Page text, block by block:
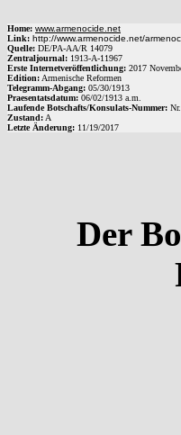
Home: www.armenocide.net
Link: http://www.armenocide.net/
Quelle: DE/PA-AA/R 14079
Zentraljournal: 1913-A-11967
Erste Internetveröffentlichung: 2017
Edition: Armenische Reformen
Telegramm-Abgang: 05/30/1913
Praesentatsdatum: 06/02/1913 a.m.
Laufende Botschafts/Konsulats-Nummer: Nr.
Zustand: A
Letzte Änderung: 11/19/2017
Der